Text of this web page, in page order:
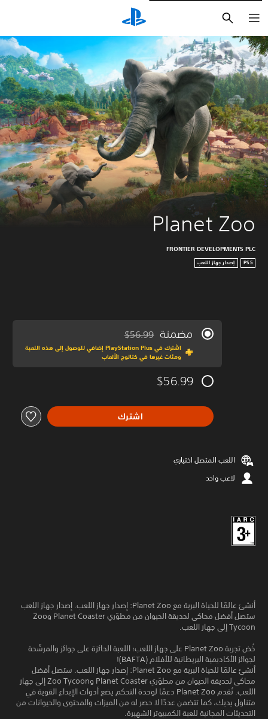
Planet Zoo
FRONTIER DEVELOPMENTS PLC
PS5 إصدار جهاز اللعب
مضمنة مخصوم من السعر الأصلي البالغ $56.99‏
$56.99
اشترك في PlayStation Plus إضافي للوصول إلى هذه اللعبة
ومئات غيرها في كتالوج الألعاب
$56.99
اشترك
اللعب المتصل اختياري
لاعب واحد
أنشئ عالمًا للحياة البرية مع Planet Zoo: إصدار جهاز اللعب. إصدار جهاز اللعب
ستصل أفضل محاكى لحديقة الحيوان من مطوّري Planet Coaster وZoo
Tycoon إلى جهاز اللعب.
خُض تجربة Planet Zoo على جهاز اللعب؛ اللعبة الحائزة على جوائز والمرشّحة
لجوائز الأكاديمية البريطانية للأفلام (BAFTA)!
أنشئ عالمًا للحياة البرية مع Planet Zoo: إصدار جهاز اللعب. ستصل أفضل
محاكى لحديقة الحيوان من مطوّري Planet Coaster وZoo Tycoon إلى جهاز
اللعب. تُقدم Planet Zoo دعمًا لوحدة التحكم يضع أدوات الإبداع القوية في
متناول يديك، كما تتضمن عددًا لا حصر له من الميزات والمحتوى والحيوانات من
التحديثات المجانية للعبة الكمبيوتر الشهيرة.